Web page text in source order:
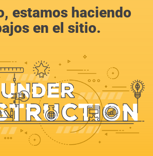
estamos haciendo
en el sitio.